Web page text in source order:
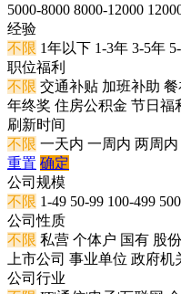
5000-8000 8000-12000
经验
不限 1年以下 1-3年 3-5年
职位福利
不限 交通补贴 加班补助 餐
年终奖 住房公积金 节日福
刷新时间
不限 一天内 一周内 两周内
重置 确定
公司规模
不限 1-49 50-99 100-499
公司性质
不限 私营 个体户 国有 股
上市公司 事业单位 政府机
公司行业